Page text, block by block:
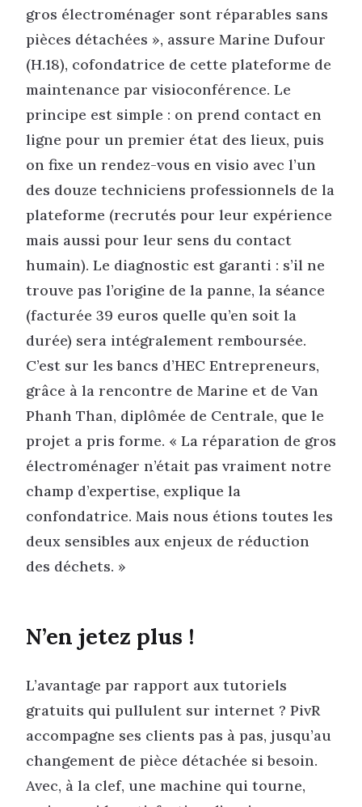
gros électroménager sont réparables sans
pièces détachées », assure Marine Dufour
(H.18), cofondatrice de cette plateforme de
maintenance par visioconférence. Le
principe est simple : on prend contact en
ligne pour un premier état des lieux, puis
on fixe un rendez-vous en visio avec l’un
des douze techniciens professionnels de la
plateforme (recrutés pour leur expérience
mais aussi pour leur sens du contact
humain). Le diagnostic est garanti : s’il ne
trouve pas l’origine de la panne, la séance
(facturée 39 euros quelle qu’en soit la
durée) sera intégralement remboursée.
C’est sur les bancs d’HEC Entrepreneurs,
grâce à la rencontre de Marine et de Van
Phanh Than, diplômée de Centrale, que le
projet a pris forme. « La réparation de gros
électroménager n’était pas vraiment notre
champ d’expertise, explique la
confondatrice. Mais nous étions toutes les
deux sensibles aux enjeux de réduction
des déchets. »
N’en jetez plus !
L’avantage par rapport aux tutoriels
gratuits qui pullulent sur internet ? PivR
accompagne ses clients pas à pas, jusqu’au
changement de pièce détachée si besoin.
Avec, à la clef, une machine qui tourne,